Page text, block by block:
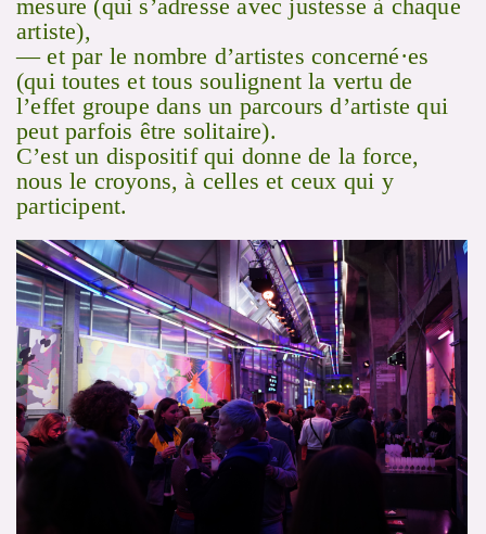
mesure (qui s’adresse avec justesse à chaque
artiste),
— et par le nombre d’artistes concerné·es
(qui toutes et tous soulignent la vertu de
l’effet groupe dans un parcours d’artiste qui
peut parfois être solitaire).
C’est un dispositif qui donne de la force,
nous le croyons, à celles et ceux qui y
participent.